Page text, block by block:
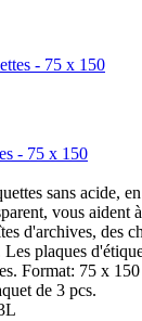
- 75 x 150
sans acide,
vous aident
d'archives, des
plaques
Format: 75 x
de 3 pcs.